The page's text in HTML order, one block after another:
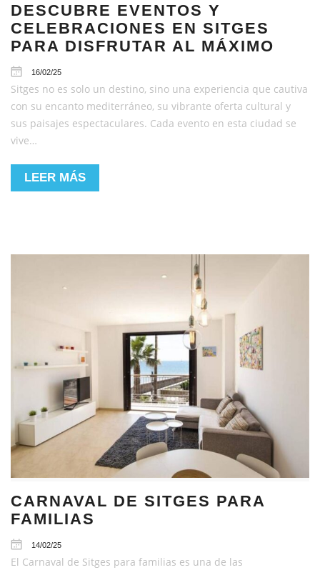
DESCUBRE EVENTOS Y
CELEBRACIONES EN SITGES
PARA DISFRUTAR AL MÁXIMO
16/02/25
Sitges no es solo un destino, sino una experiencia que cautiva
con su encanto mediterráneo, su vibrante oferta cultural y
sus paisajes espectaculares. Cada evento en esta ciudad se
vive…
LEER MÁS
CARNAVAL DE SITGES PARA
FAMILIAS
14/02/25
El Carnaval de Sitges para familias es una de las